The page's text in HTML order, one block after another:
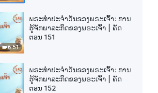
6:51
ພຣະທຳປະຈຳວັນຂອງພຣະເຈົ້າ: ການ
ຮູ້ຈັກພາລະກິດຂອງພຣະເຈົ້າ | ຄັດ
ຕອນ 151
ພຣະທຳປະຈຳວັນຂອງພຣະເຈົ້າ: ການ
ຮູ້ຈັກພາລະກິດຂອງພຣະເຈົ້າ | ຄັດ
ຕອນ 152